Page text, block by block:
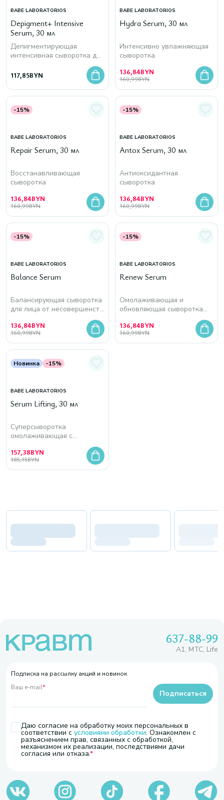
BABE LABORATORIOS
Depigment+ Intensive
Serum, 30 мл
Депигментирующая
интенсивная сыворотка для
117,85BYN
BABE LABORATORIOS
Hydra Serum, 30 мл
Интенсивно увлажняющая
сыворотка
136,84BYN
160,99BYN
-15%
BABE LABORATORIOS
Repair Serum, 30 мл
Восстанавливающая
сыворотка
136,84BYN
160,99BYN
-15%
BABE LABORATORIOS
Antox Serum, 30 мл
Антиоксидантная
сыворотка
136,84BYN
160,99BYN
-15%
BABE LABORATORIOS
Balance Serum
Балансирующая сыворотка
для лица от несовершенств
136,84BYN
160,99BYN
-15%
BABE LABORATORIOS
Renew Serum
Омолаживающая и
обновляющая сыворотка
136,84BYN
160,99BYN
Новинка -15%
BABE LABORATORIOS
Serum Lifting, 30 мл
Cуперсыворотка
омолаживающая с
157,38BYN
185,15BYN
637-88-99
A1, МТС, Life
Подписка на рассылку акций и новинок
Ваш e-mail*
Даю согласие на обработку моих персональных в
соответствии с условиями обработки. Ознакомлен с
разъяснением прав, связанных с обработкой,
механизмом их реализации, последствиями дачи
согласия или отказа.
Подписаться